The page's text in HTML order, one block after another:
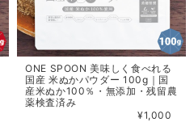
ONE SPOON 美味しく食べれる
国産 米ぬかパウダー 100g｜国
産米ぬか100％・無添加・残留農
薬検査済み
¥1,000